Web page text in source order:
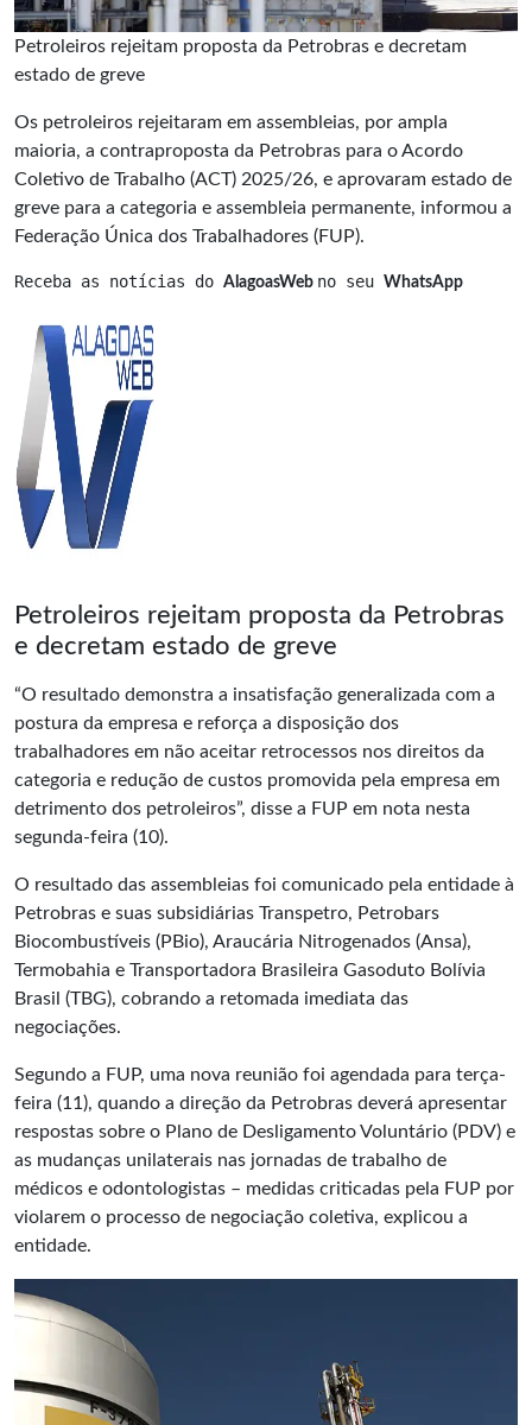
Petroleiros rejeitam proposta da Petrobras e decretam
estado de greve
Os petroleiros rejeitaram em assembleias, por ampla
maioria, a contraproposta da Petrobras para o Acordo
Coletivo de Trabalho (ACT) 2025/26, e aprovaram estado de
greve para a categoria e assembleia permanente, informou a
Federação Única dos Trabalhadores (FUP).
Receba as notícias do AlagoasWeb no seu WhatsApp
Petroleiros rejeitam proposta da Petrobras
e decretam estado de greve
“O resultado demonstra a insatisfação generalizada com a
postura da empresa e reforça a disposição dos
trabalhadores em não aceitar retrocessos nos direitos da
categoria e redução de custos promovida pela empresa em
detrimento dos petroleiros”, disse a FUP em nota nesta
segunda-feira (10).
O resultado das assembleias foi comunicado pela entidade à
Petrobras e suas subsidiárias Transpetro, Petrobars
Biocombustíveis (PBio), Araucária Nitrogenados (Ansa),
Termobahia e Transportadora Brasileira Gasoduto Bolívia
Brasil (TBG), cobrando a retomada imediata das
negociações.
Segundo a FUP, uma nova reunião foi agendada para terça-
feira (11), quando a direção da Petrobras deverá apresentar
respostas sobre o Plano de Desligamento Voluntário (PDV) e
as mudanças unilaterais nas jornadas de trabalho de
médicos e odontologistas – medidas criticadas pela FUP por
violarem o processo de negociação coletiva, explicou a
entidade.